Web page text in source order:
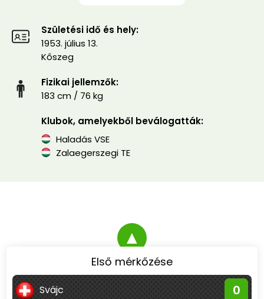
Születési idő és hely:
1953. július 13.
Kőszeg
Fizikai jellemzők:
183 cm / 76 kg
Klubok, amelyekből beválogatták:
Haladás VSE
Zalaegerszegi TE
▲
Első mérkőzése
Svájc 0